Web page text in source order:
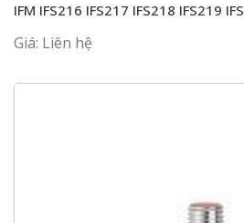
IFM IFS216 IFS217 IFS218 IFS219
Giá: Liên hệ